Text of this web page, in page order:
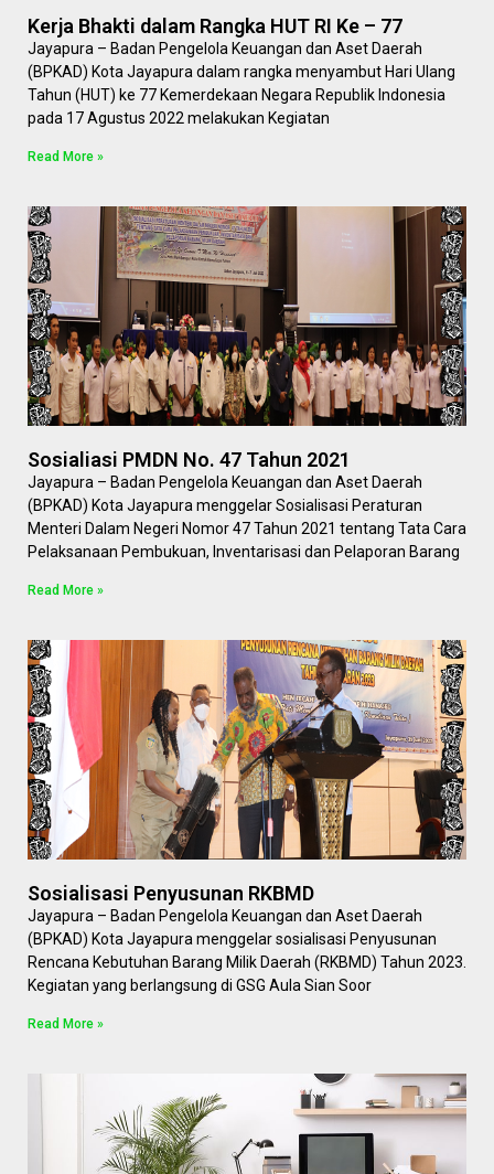
Kerja Bhakti dalam Rangka HUT RI Ke – 77
Jayapura – Badan Pengelola Keuangan dan Aset Daerah
(BPKAD) Kota Jayapura dalam rangka menyambut Hari Ulang
Tahun (HUT) ke 77 Kemerdekaan Negara Republik Indonesia
pada 17 Agustus 2022 melakukan Kegiatan
Read More »
Sosialiasi PMDN No. 47 Tahun 2021
Jayapura – Badan Pengelola Keuangan dan Aset Daerah
(BPKAD) Kota Jayapura menggelar Sosialisasi Peraturan
Menteri Dalam Negeri Nomor 47 Tahun 2021 tentang Tata Cara
Pelaksanaan Pembukuan, Inventarisasi dan Pelaporan Barang
Read More »
Sosialisasi Penyusunan RKBMD
Jayapura – Badan Pengelola Keuangan dan Aset Daerah
(BPKAD) Kota Jayapura menggelar sosialisasi Penyusunan
Rencana Kebutuhan Barang Milik Daerah (RKBMD) Tahun 2023.
Kegiatan yang berlangsung di GSG Aula Sian Soor
Read More »